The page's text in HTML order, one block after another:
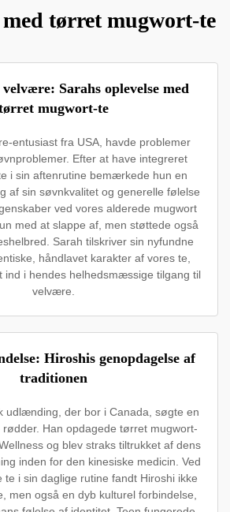
med tørret mugwort-te
Sarahs oplevelse med
mugwort-te
entusiast fra USA, havde problemer
Efter at have integreret
i sin aftenrutine bemærkede hun en
af sin søvnkvalitet og generelle følelse
ved vores alderede mugwort
med at slappe af, men støttede også
Sarah tilskriver sin nyfundne
håndlavet karakter af vores te,
ind i hendes helhedsmæssige tilgang til
velvære.
Hiroshis genopdagelse af
traditionen
udlænding, der bor i Canada, søgte en
Han opdagede tørret mugwort-
og blev straks tiltrukket af dens
inden for den kinesiske medicin. Ved
te i sin daglige rutine fandt Hiroshi ikke
men også en dyb kulturel forbindelse,